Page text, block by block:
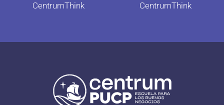
CentrumThink CentrumThink